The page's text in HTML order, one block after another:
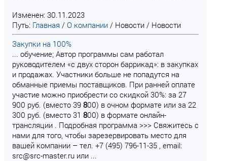
Изменен: 30.11.2023
Путь: Главная / О компании / Новости / Новости
Закупки на 100%
... обучение; Автор программы сам работал
руководителем «с двух сторон баррикад»: в закупках
и продажах. Участники больше не попадутся на
обманные приемы поставщиков. При ранней оплате
участие можно приобрести со скидкой 30%: за 27
900 руб. (вместо 39 800) в очном формате или за 22
300 руб. (вместо 31 800) в формате онлайн-
трансляции . Подробная программа >>> Свяжитесь с
нами для того, чтобы зарезервировать место для
вашей компании – тел. +7 (495) 796-11-35 , email:
src@src-master.ru или ...